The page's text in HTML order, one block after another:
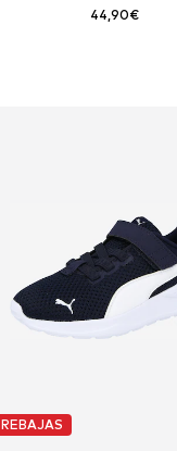
44,90€
REBAJAS